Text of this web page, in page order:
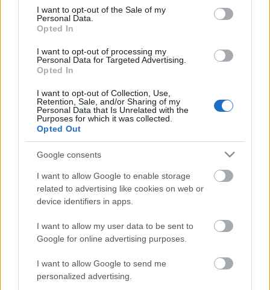
consent section.
I want to opt-out of the Sale of my
Personal Data.
Opted In
I want to opt-out of processing my
Personal Data for Targeted Advertising.
Opted In
I want to opt-out of Collection, Use,
Retention, Sale, and/or Sharing of my
Personal Data that Is Unrelated with the
Purposes for which it was collected.
Opted Out
Google consents
I want to allow Google to enable storage
related to advertising like cookies on web or
device identifiers in apps.
I want to allow my user data to be sent to
Google for online advertising purposes.
I want to allow Google to send me
personalized advertising.
Graffiti az oktatásban
Beke László művészettörténész már az általános
iskolában is el tudná képzelni a graffiti oktatását. A
Tűzraktér hamarosan irodaházzá alakul, és három
emeletnyi graffititörténelem válik majd a fejlődés
martalékává. Pedig ott aztán van minden a szartól
The Mac - street art arcok
Zoltan Baranyai •2008. szeptember 25.
The Mac a '90-es években kezdte a graffitizést és
azóta már elég nagy hírnévre tett szert
városban festményei mini-jellegzetességek lettek.
Portrékat fest hétköznapi emberekről és éteri nőkről